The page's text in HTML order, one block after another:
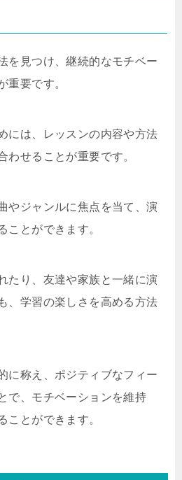
を見つけ、継続的なモチベー
重要です。
には、レッスンの内容や方法
わせることが重要です。
やジャンルに焦点を当て、演
ことができます。
たり、友達や家族と一緒に演
、学習の楽しさを高める方法
に称え、ポジティブなフィー
で、モチベーションを維持
ことができます。